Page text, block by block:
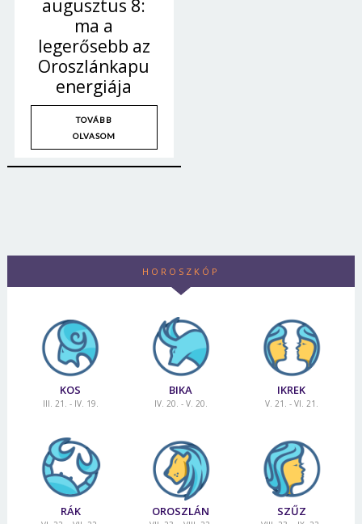
augusztus 8:
ma a
legerősebb az
Oroszlánkapu
energiája
TOVÁBB
OLVASOM
HOROSZKÓP
KOS
III. 21. - IV. 19.
BIKA
IV. 20. - V. 20.
IKREK
V. 21. - VI. 21.
RÁK OROSZLÁN SZŰZ
Borsonline bejelentkezés
E-mail cím vagy felhasználónév